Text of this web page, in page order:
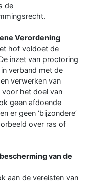
de
Verordening
hof voldoet de
inzet van proctoring
verband met de
verwerken van
het doel van
geen afdoende
er geen ‘bijzondere’
over ras of
van de
aan de vereisten van